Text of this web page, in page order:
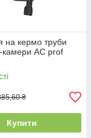
на кермо труби
AC prof
₴
Купити